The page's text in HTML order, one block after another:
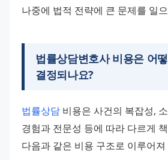
나중에 법적 전략에 큰 문제를 일
법률상담변호사 비용은 어
결정되나요?
법률상담 비용은 사건의 복잡성,
경험과 전문성 등에 따라 다르게
다음과 같은 비용 구조로 이루어져